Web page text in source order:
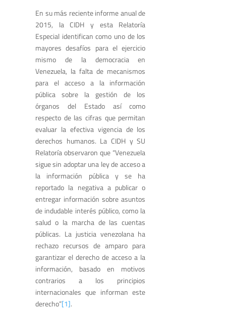
En su más reciente informe anual de
2015, la CIDH y esta Relatoría
Especial identifican como uno de los
mayores desafíos para el ejercicio
mismo de la democracia en
Venezuela, la falta de mecanismos
para el acceso a la información
pública sobre la gestión de los
órganos del Estado así como
respecto de las cifras que permitan
evaluar la efectiva vigencia de los
derechos humanos. La CIDH y SU
Relatoría observaron que “Venezuela
sigue sin adoptar una ley de acceso a
la información pública y se ha
reportado la negativa a publicar o
entregar información sobre asuntos
de indudable interés público, como la
salud o la marcha de las cuentas
públicas. La justicia venezolana ha
rechazo recursos de amparo para
garantizar el derecho de acceso a la
información, basado en motivos
contrarios a los principios
internacionales que informan este
derecho”[1].